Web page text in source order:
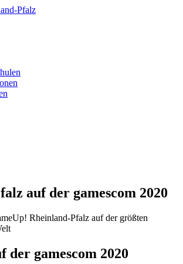
auf der gamescom 2020
Rheinland-Pfalz auf der größten
der gamescom 2020